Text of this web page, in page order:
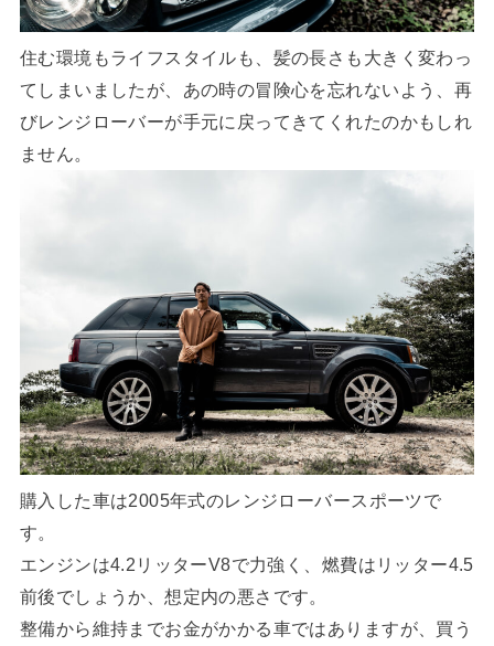
住む環境もライフスタイルも、髪の長さも大きく変わっ
てしまいましたが、あの時の冒険心を忘れないよう、再
びレンジローバーが手元に戻ってきてくれたのかもしれ
ません。
購入した車は2005年式のレンジローバースポーツで
す。
エンジンは4.2リッターV8で力強く、燃費はリッター4.5
前後でしょうか、想定内の悪さです。
整備から維持までお金がかかる車ではありますが、買う